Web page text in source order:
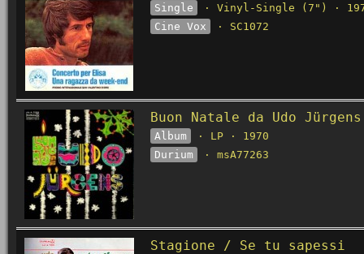
Single
· Vinyl-Single (7") ·
Cine Vox
· SC1072
Buon Natale da Udo Jürgens
Album
· LP · 1970
Durium
· msA77263
Stagione / Se tu sapessi